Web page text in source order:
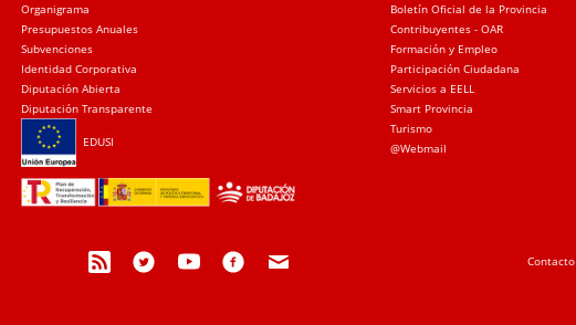
Organigrama
Presupuestos Anuales
Subvenciones
Identidad Corporativa
Diputación Abierta
Diputación Transparente
EDUSI
Boletín Oficial de la Provincia
Contribuyentes - OAR
Formación y Empleo
Participación Ciudadana
Servicios a EELL
Smart Provincia
Turismo
@Webmail
Contacto